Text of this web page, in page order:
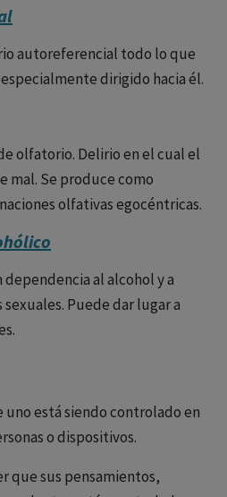
autoreferencial todo lo que
dirigido hacia él.
olfatorio. Delirio en el cual el
mal. Se produce como
olfativas egocéntricas.
al alcohol y a
Puede dar lugar a
está siendo controlado en
o dispositivos.
que sus pensamientos,